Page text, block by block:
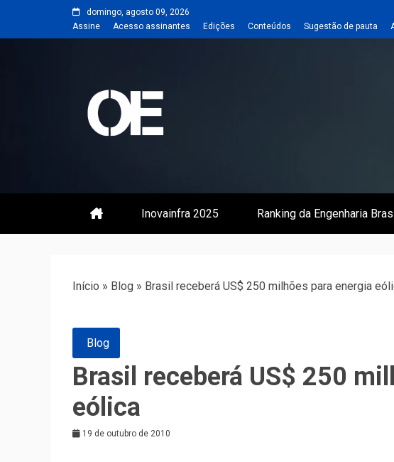
domingo, agosto 09, 2026
Assine
Acesso assinantes Edições Conteúdos Sugestão de pauta
Revista | O
Inovainfra 2025 Ranking da Engenharia
Início » Blog » Brasil receberá US$ 250 milhões para energia
Blog
Brasil receberá US$ 250
eólica
19 de outubro de 2010